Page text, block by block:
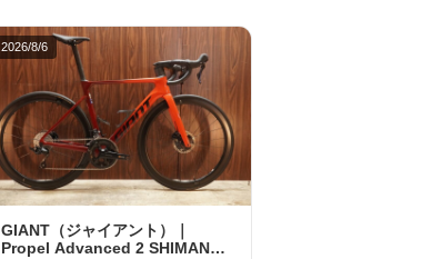
2026/8/6
GIANT（ジャイアント）｜
Propel Advanced 2 SHIMANO